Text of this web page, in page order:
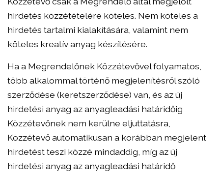
hirdetés közzétételére köteles. Nem köteles a
hirdetés tartalmi kialakítására, valamint nem
köteles kreatív anyag készítésére.
Ha a Megrendelőnek Közzétevővel folyamatos,
több alkalommal történő megjelenítésről szóló
szerződése (keretszerződése) van, és az új
hirdetési anyag az anyagleadási határidőig
Közzétevőnek nem kerülne eljuttatásra,
Közzétevő automatikusan a korábban megjelent
hirdetést teszi közzé mindaddig, míg az új
hirdetési anyag az anyagleadási határidő